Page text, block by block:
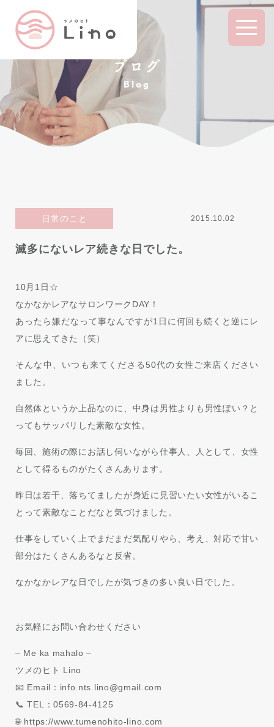
ブログ
Blog
日常のこと 2015.10.02
滅多にないレア続きな日でした。
10月1日☆
なかなかレアなサロンワークDAY！
あったら嫌だなって事なんですが1日に何回も続くと逆にレ
アに思えてきた（笑）
そんな中、いつも来てくださる50代の女性ご来店ください
ました。
自然体というか上品なのに、中身は男性よりも男性ぽい？と
ってもサッパリした素敵な女性。
毎回、施術の際にお話し伺いながら仕事人、人として、女性
として得るものがたくさんあります。
昨日は若干、落ちてましたが身近に見習いたい女性がいるこ
とって素敵なことだなと気づけました。
仕事をしていく上でまだまだ気配りやら、考え、対応で甘い
部分はたくさんあるなと反省。
なかなかレアな日でしたが気づきの多い良い日でした。
お気軽にお問い合わせください
– Me ka mahalo –
ツメのヒト Lino
📧 Email：info.nts.lino@gmail.com
📞 TEL：0569-84-4125
🌐 https://www.tumenohito-lino.com